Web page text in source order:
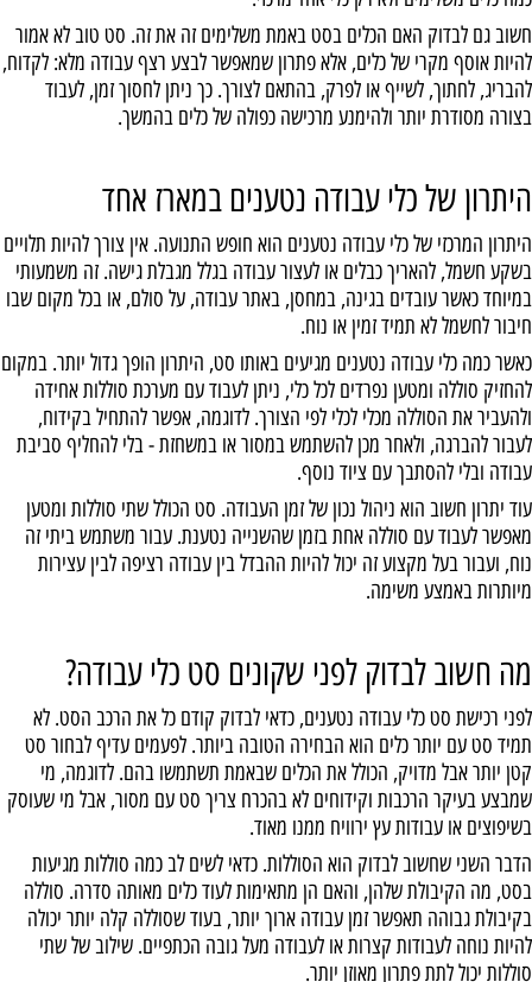
חשוב גם לבדוק האם הכלים בסט באמת משלימים זה את זה. סט טוב לא אמור
להיות אוסף מקרי של כלים, אלא פתרון שמאפשר לבצע רצף עבודה מלא: לקדוח,
להבריג, לחתוך, לשייף או לפרק, בהתאם לצורך. כך ניתן לחסוך זמן, לעבוד
בצורה מסודרת יותר ולהימנע מרכישה כפולה של כלים בהמשך.
היתרון של כלי עבודה נטענים במארז אחד
היתרון המרכזי של כלי עבודה נטענים הוא חופש התנועה. אין צורך להיות תלויים
בשקע חשמל, להאריך כבלים או לעצור עבודה בגלל מגבלת גישה. זה משמעותי
במיוחד כאשר עובדים בגינה, במחסן, באתר עבודה, על סולם, או בכל מקום שבו
חיבור לחשמל לא תמיד זמין או נוח.
כאשר כמה כלי עבודה נטענים מגיעים באותו סט, היתרון הופך גדול יותר. במקום
להחזיק סוללה ומטען נפרדים לכל כלי, ניתן לעבוד עם מערכת סוללות אחידה
ולהעביר את הסוללה מכלי לכלי לפי הצורך. לדוגמה, אפשר להתחיל בקידוח,
לעבור להברגה, ולאחר מכן להשתמש במסור או במשחזת - בלי להחליף סביבת
עבודה ובלי להסתבך עם ציוד נוסף.
עוד יתרון חשוב הוא ניהול נכון של זמן העבודה. סט הכולל שתי סוללות ומטען
מאפשר לעבוד עם סוללה אחת בזמן שהשנייה נטענת. עבור משתמש ביתי זה
נוח, ועבור בעל מקצוע זה יכול להיות ההבדל בין עבודה רציפה לבין עצירות
מיותרות באמצע משימה.
מה חשוב לבדוק לפני שקונים סט כלי עבודה?
לפני רכישת סט כלי עבודה נטענים, כדאי לבדוק קודם כל את הרכב הסט. לא
תמיד סט עם יותר כלים הוא הבחירה הטובה ביותר. לפעמים עדיף לבחור סט
קטן יותר אבל מדויק, הכולל את הכלים שבאמת תשתמשו בהם. לדוגמה, מי
שמבצע בעיקר הרכבות וקידוחים לא בהכרח צריך סט עם מסור, אבל מי שעוסק
בשיפוצים או עבודות עץ ירוויח ממנו מאוד.
הדבר השני שחשוב לבדוק הוא הסוללות. כדאי לשים לב כמה סוללות מגיעות
בסט, מה הקיבולת שלהן, והאם הן מתאימות לעוד כלים מאותה סדרה. סוללה
בקיבולת גבוהה תאפשר זמן עבודה ארוך יותר, בעוד שסוללה קלה יותר יכולה
להיות נוחה לעבודות קצרות או לעבודה מעל גובה הכתפיים. שילוב של שתי
סוללות יכול לתת פתרון מאוזן יותר.